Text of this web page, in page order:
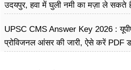
उदयपुर, हवा में घुली नमी का मज़ा ले सकते
UPSC CMS Answer Key 2026 :
प्रोविजनल आंसर की जारी, ऐसे करें PDF